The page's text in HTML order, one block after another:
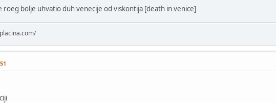
roeg bolje uhvatio duh venecije od viskontija [death in venice]